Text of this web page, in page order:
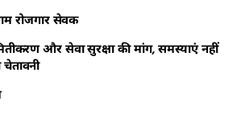
रोजगार सेवक
और सेवा सुरक्षा की मांग, समस्याएं नहीं